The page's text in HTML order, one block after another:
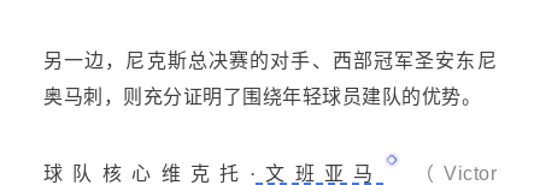
另一边，尼克斯总决赛的对手、西部冠军圣安东尼
奥马刺，则充分证明了围绕年轻球员建队的优势。
球队核心维克托 · 文班亚马 （Victor